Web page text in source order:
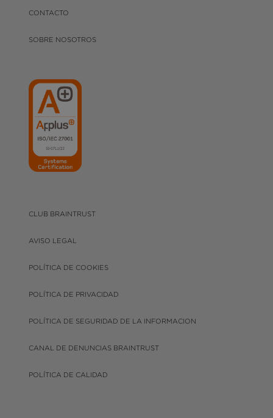
CONTACTO
SOBRE NOSOTROS
CLUB BRAINTRUST
AVISO LEGAL
POLÍTICA DE COOKIES
POLÍTICA DE PRIVACIDAD
POLÍTICA DE SEGURIDAD DE LA INFORMACION
CANAL DE DENUNCIAS BRAINTRUST
POLÍTICA DE CALIDAD